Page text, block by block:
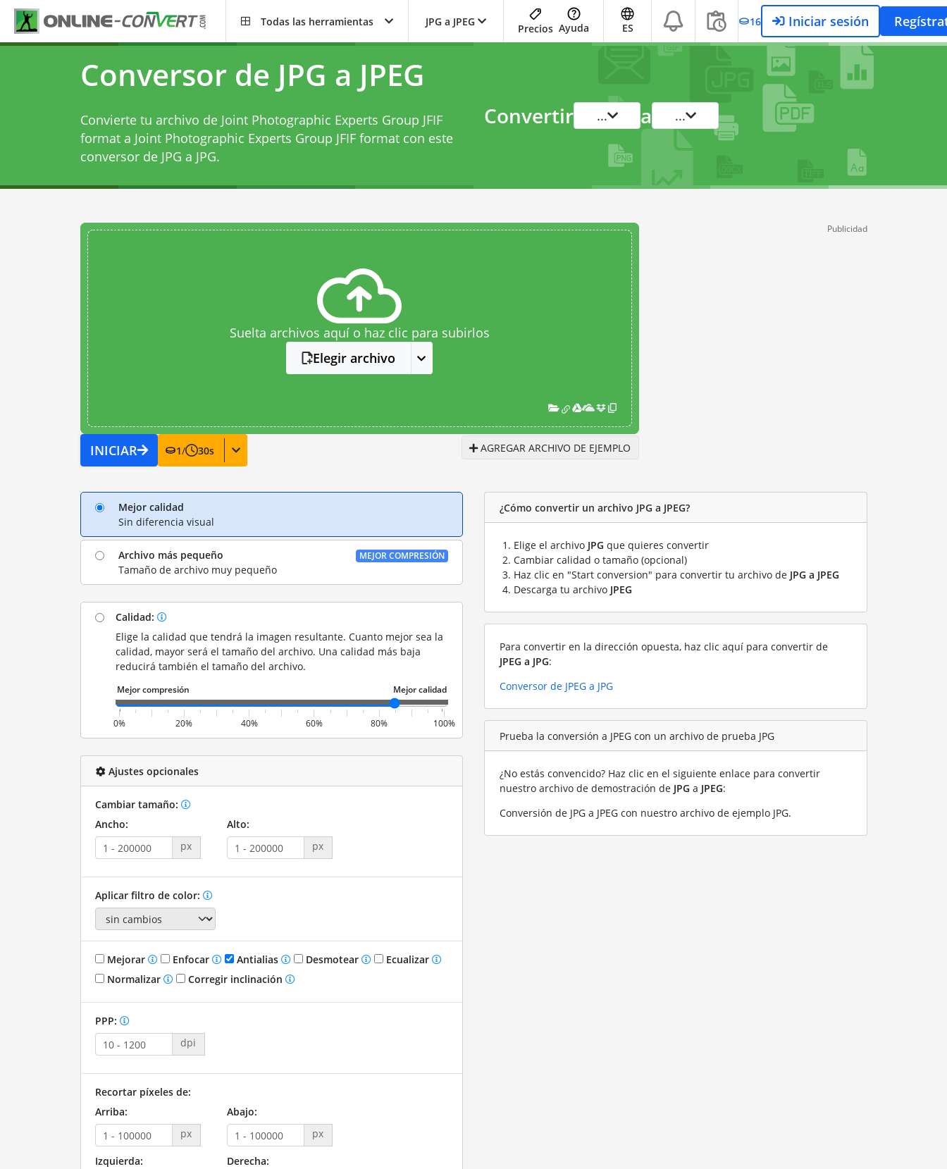
Todas las herramientas JPG a JPEG
Precios Ayuda ES 16 Iniciar sesión
Conversor de JPG a JPEG
Convierte tu archivo de Joint Photographic Experts Group JFIF
format a Joint Photographic Experts Group JFIF format con este
conversor de JPG a JPG.
Convertir ... a ...
Suelta archivos aquí o haz clic para subirlos
Elegir archivo
INICIAR 1/ 30s AGREGAR ARCHIVO DE EJEMPLO
Publicidad
Mejor calidad
Sin diferencia visual
Archivo más pequeño
Tamaño de archivo muy pequeño
MEJOR COMPRESIÓN
Calidad:
Elige la calidad que tendrá la imagen resultante. Cuanto mejor sea la
calidad, mayor será el tamaño del archivo. Una calidad más baja
reducirá también el tamaño del archivo.
0% 20% 40% 60% 80% 100%
Ajustes opcionales
Cambiar tamaño:
Ancho:
px
Alto:
px
Aplicar filtro de color:
Mejorar Enfocar Antialias Desmotear
Ecualizar
Normalizar
Corregir inclinación
PPP:
dpi
Recortar píxeles de:
Arriba:
px
Abajo:
px
Izquierda:
Derecha:
¿Cómo convertir un archivo JPG a JPEG?
Elige el archivo JPG que quieres convertir
Cambiar calidad o tamaño (opcional)
Haz clic en "Start conversion" para convertir tu archivo de JPG a JPEG
Descarga tu archivo JPEG
Para convertir en la dirección opuesta, haz clic aquí para convertir de
JPEG a JPG:
Conversor de JPEG a JPG
Prueba la conversión a JPEG con un archivo de prueba JPG
¿No estás convencido? Haz clic en el siguiente enlace para convertir
nuestro archivo de demostración de JPG a JPEG:
Conversión de JPG a JPEG con nuestro archivo de ejemplo JPG.